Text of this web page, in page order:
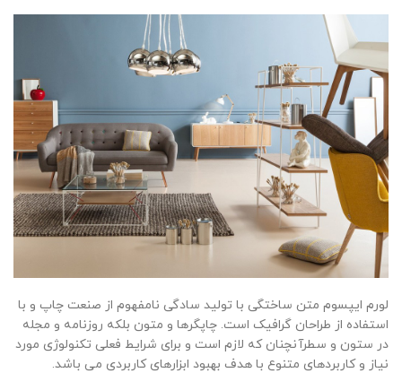
لورم ایپسوم متن ساختگی با تولید سادگی نامفهوم از صنعت چاپ و با
استفاده از طراحان گرافیک است. چاپگرها و متون بلکه روزنامه و مجله
در ستون و سطرآنچنان که لازم است و برای شرایط فعلی تکنولوژی مورد
نیاز و کاربردهای متنوع با هدف بهبود ابزارهای کاربردی می باشد.